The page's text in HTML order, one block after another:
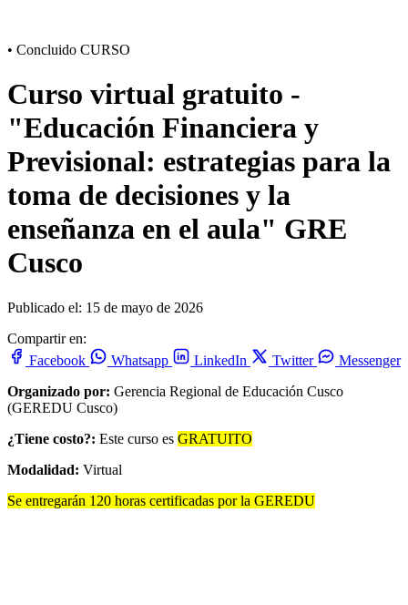
• Concluido CURSO
Curso virtual gratuito -
"Educación Financiera y
Previsional: estrategias para la
toma de decisiones y la
enseñanza en el aula" GRE
Cusco
Publicado el: 15 de mayo de 2026
Compartir en:
Facebook
Whatsapp LinkedIn Twitter
Messenger
Organizado por: Gerencia Regional de Educación Cusco
(GEREDU Cusco)
¿Tiene costo?: Este curso es GRATUITO
Modalidad: Virtual
Se entregarán 120 horas certificadas por la GEREDU